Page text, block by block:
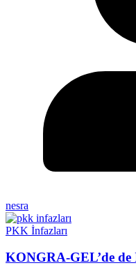
nesra
PKK İnfazları
KONGRA-GEL’de